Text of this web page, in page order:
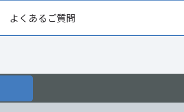
よくあるご質問